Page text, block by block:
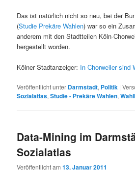
Das ist natürlich nicht so neu, bei der
(Studie Prekäre Wahlen) war so ein
anderem mit den Stadtteilen Köln-
hergestellt worden.
Kölner Stadtanzeiger: In Chorweiler sind
Veröffentlicht unter Darmstadt, Politik |
Sozialatlas,Studie - Prekäre Wahlen,
Data-Mining im
Sozialatlas
Veröffentlicht am13. Januar 2011